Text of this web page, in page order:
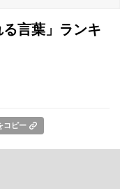
言葉」ランキ
コピー